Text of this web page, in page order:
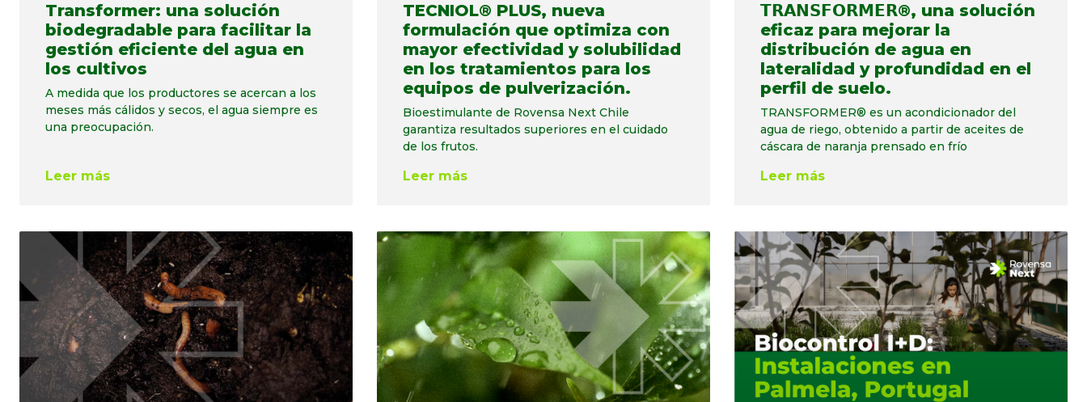
Transformer: una solución
biodegradable para facilitar la
gestión eficiente del agua en
los cultivos
A medida que los productores se acercan a los
meses más cálidos y secos, el agua siempre es
una preocupación.
Leer más
TECNIOL® PLUS, nueva
formulación que optimiza con
mayor efectividad y solubilidad
en los tratamientos para los
equipos de pulverización.
Bioestimulante de Rovensa Next Chile
garantiza resultados superiores en el cuidado
de los frutos.
Leer más
𝗧𝗥𝗔𝗡𝗦𝗙𝗢𝗥𝗠𝗘𝗥®, una solución
eficaz para mejorar la
distribución de agua en
lateralidad y profundidad en el
perfil de suelo.
TRANSFORMER® es un acondicionador del
agua de riego, obtenido a partir de aceites de
cáscara de naranja prensado en frío
Leer más